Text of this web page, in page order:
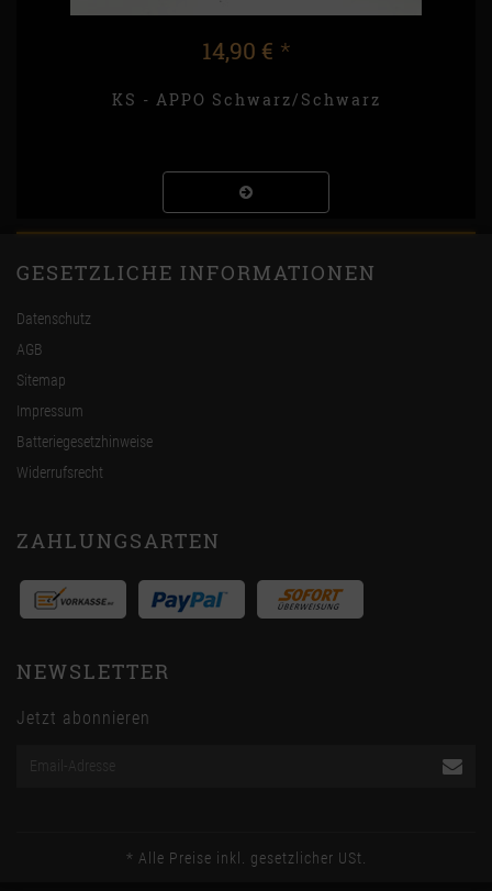
14,90 € *
KS - APPO Schwarz/Schwarz
GESETZLICHE INFORMATIONEN
Datenschutz
AGB
Sitemap
Impressum
Batteriegesetzhinweise
Widerrufsrecht
ZAHLUNGSARTEN
NEWSLETTER
Jetzt abonnieren
* Alle Preise inkl. gesetzlicher USt.